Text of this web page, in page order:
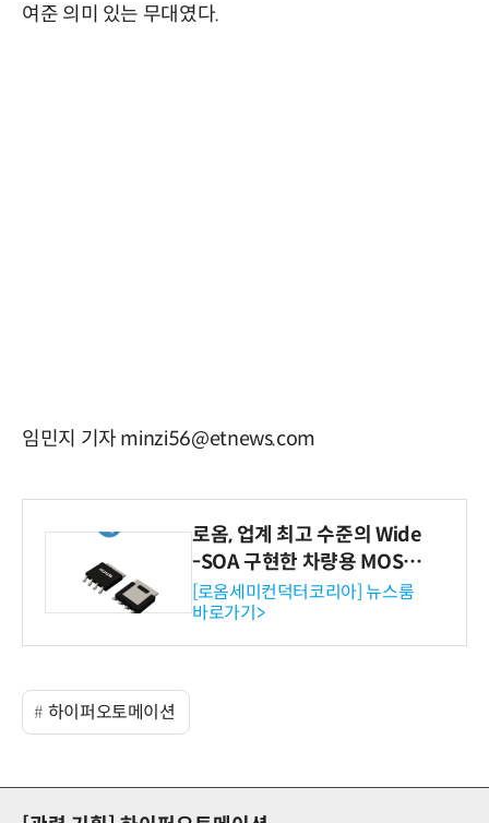
여준 의미 있는 무대였다.
임민지 기자 minzi56@etnews.com
로옴, 업계 최고 수준의 Wide
-SOA 구현한 차량용 MOSF
ET 개발
[로옴세미컨덕터코리아] 뉴스룸
바로가기>
하이퍼오토메이션